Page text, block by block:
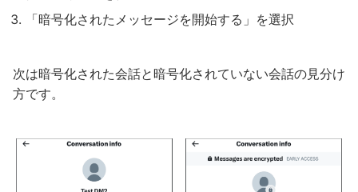
「暗号化されたメッセージを開始する」を選択
次は暗号化された会話と暗号化されていない会話の見分け
方です。